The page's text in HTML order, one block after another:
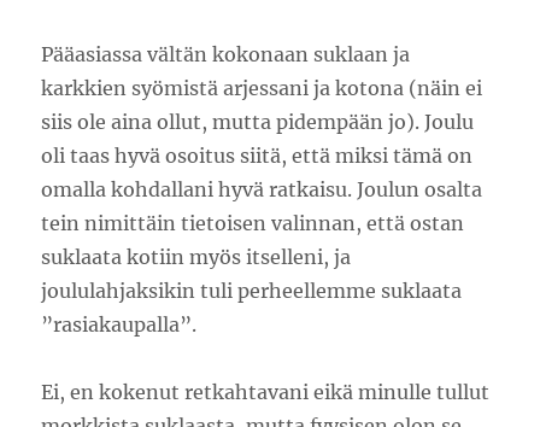
Pääasiassa vältän kokonaan suklaan ja
karkkien syömistä arjessani ja kotona (näin ei
siis ole aina ollut, mutta pidempään jo). Joulu
oli taas hyvä osoitus siitä, että miksi tämä on
omalla kohdallani hyvä ratkaisu. Joulun osalta
tein nimittäin tietoisen valinnan, että ostan
suklaata kotiin myös itselleni, ja
joululahjaksikin tuli perheellemme suklaata
”rasiakaupalla”.
Ei, en kokenut retkahtavani eikä minulle tullut